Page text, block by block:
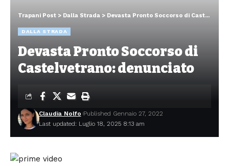
Trapani Post > Dalla Strada > Devasta Pronto Soccorso di Castelvetrano: denunciato
DALLA STRADA
Devasta Pronto Soccorso di
Castelvetrano: denunciato
Last updated: Luglio 18, 2025 8:13 am
Claudia Nolfo Published Gennaio 27, 2022